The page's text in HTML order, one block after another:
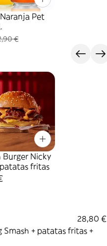
Pet
€
Burger Nicky
fritas
28,80 €
Smash + patatas fritas +